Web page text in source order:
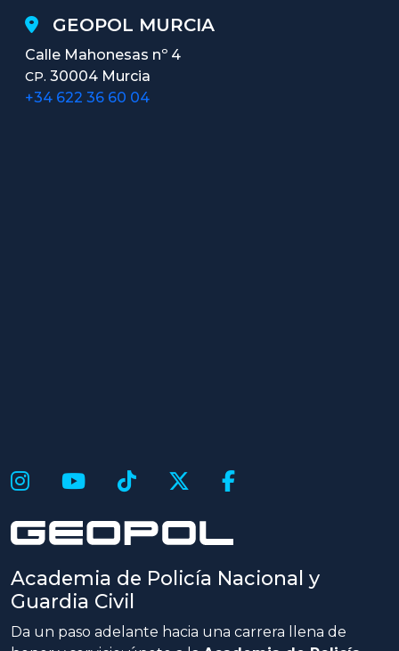
GEOPOL MURCIA
Calle Mahonesas nº 4
CP. 30004 Murcia
+34 622 36 60 04
Academia de Policía Nacional y
Guardia Civil
Da un paso adelante hacia una carrera llena de